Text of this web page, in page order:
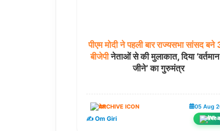
पीएम मोदी ने पहली बार राज्यसभा सांसद बने
बीजेपीनेताओं से की मुलाकात, दिया
जीने’ का गुरुमंत्र
देश 05 Aug
✍️ Om Giri शेयर